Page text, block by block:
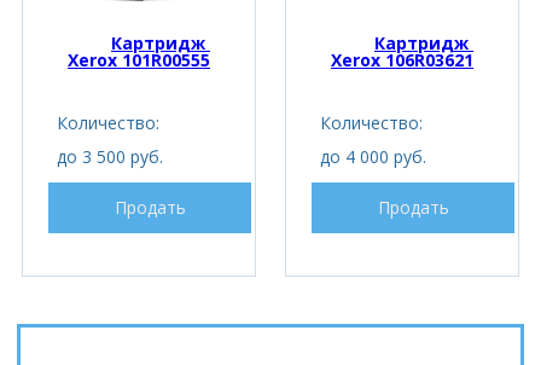
Картридж
Xerox 101R00555
Количество:
до 3 500 руб.
Продать
Картридж
Xerox 106R03621
Количество:
до 4 000 руб.
Продать